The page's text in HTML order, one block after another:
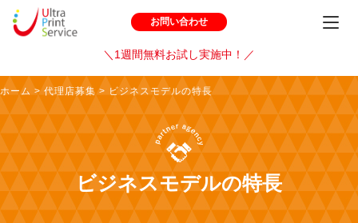
お問い合わせ
＼1週間無料お試し実施中！／
ホーム > 代理店募集> ビジネスモデルの特長
ビジネスモデルの特長